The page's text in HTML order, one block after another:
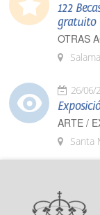
122
gratuito
OTRAS
26/06/
ARTE /
Santa